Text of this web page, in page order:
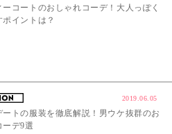
ーコートのおしゃれコーデ！大人っぽく
イントは？
2019.06.05
ートの服装を徹底解説！男ウケ抜群のお
ーデ9選